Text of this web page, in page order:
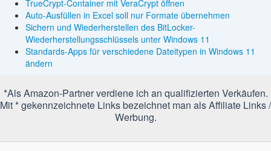
TrueCrypt-Container mit VeraCrypt öffnen
Auto-Ausfüllen in Excel soll nur Formate übernehmen
Sichern und Wiederherstellen des BitLocker-
Wiederherstellungsschlüssels unter Windows 11
Standards-Apps für verschiedene Dateitypen in Windows 11
ändern
*Als Amazon-Partner verdiene ich an qualifizierten Verkäufen.
Mit * gekennzeichnete Links bezeichnet man als Affiliate Links /
Werbung.